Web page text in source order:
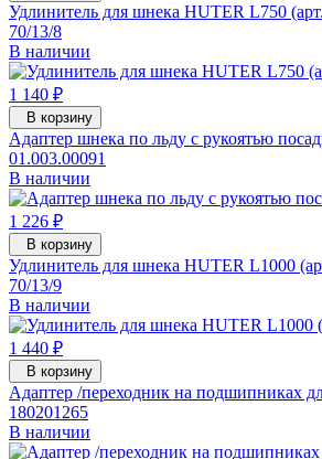
Удлинитель для шнека HUTER L750
70/13/8
В наличии
1 140 ₽
В корзину
Адаптер шнека по льду с рукоятью
01.003.00091
В наличии
1 226 ₽
В корзину
Удлинитель для шнека HUTER L1000
70/13/9
В наличии
1 440 ₽
В корзину
Адаптер /переходник на подшипниках
180201265
В наличии